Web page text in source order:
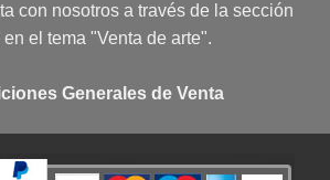
con nosotros a través de la sección
el tema "Venta de arte".
Generales de Venta